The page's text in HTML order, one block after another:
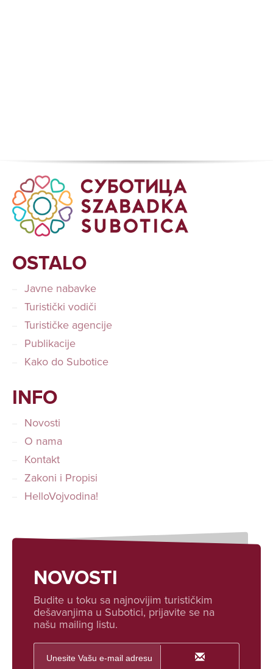
OSTALO
Javne nabavke
Turistički vodiči
Turističke agencije
Publikacije
Kako do Subotice
INFO
Novosti
O nama
Kontakt
Zakoni i Propisi
HelloVojvodina!
NOVOSTI
Budite u toku sa najnovijim turističkim
dešavanjima u Subotici, prijavite se na
našu mailing listu.